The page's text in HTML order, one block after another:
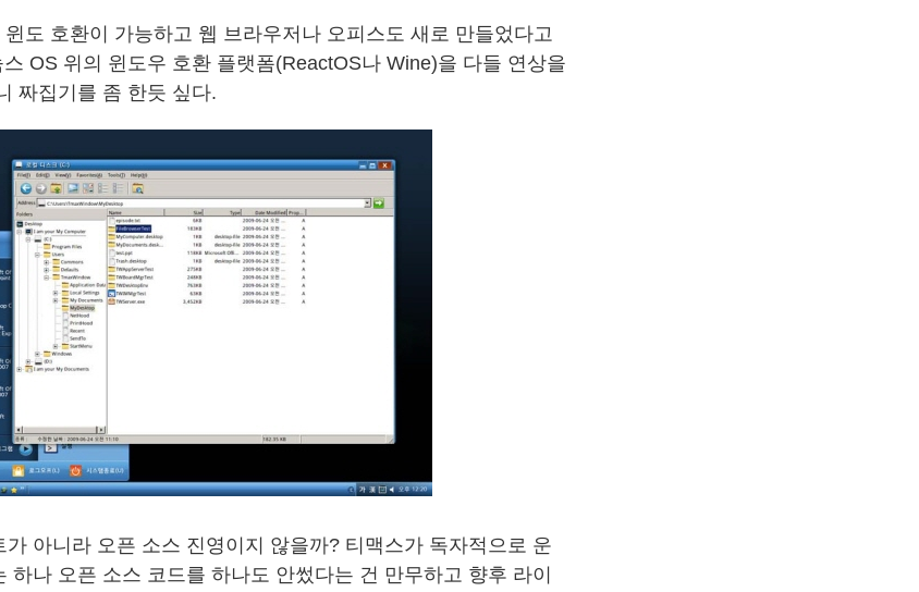
도 호환이 가능하고 웹 브라우저나 오피스도 새로 만들었다고
OS 위의 윈도우 호환 플랫폼(ReactOS나 Wine)을 다들 연상을
짜집기를 좀 한듯 싶다.
아니라 오픈 소스 진영이지 않을까? 티맥스가 독자적으로 운
하나 오픈 소스 코드를 하나도 안썼다는 건 만무하고 향후 라이